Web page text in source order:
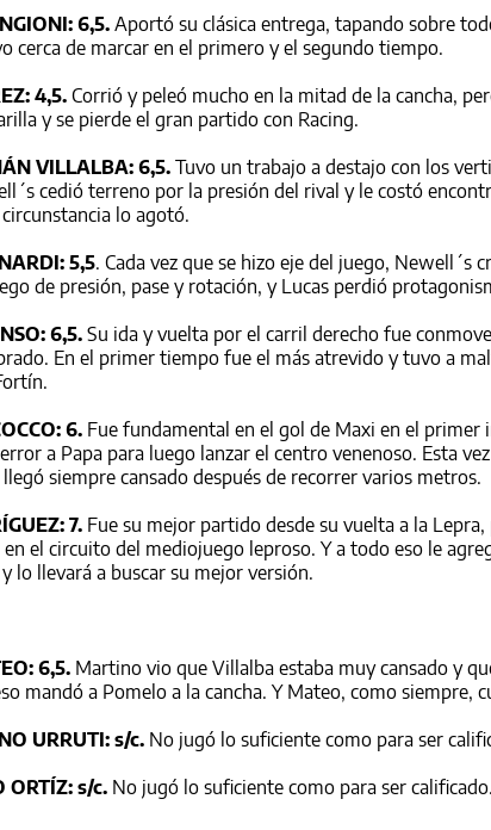
6,5. Aportó su clásica entrega, tapando sobre
cerca de marcar en el primero y el segundo tiempo.
4,5.Corrió y peleó mucho en la mitad de la cancha,
y se pierde el gran partido con Racing.
VILLALBA: 6,5.Tuvo un trabajo a destajo con los
cedió terreno por la presión del rival y le costó
lo agotó.
5,5. Cada vez que se hizo eje del juego, Newell´s
de presión, pase y rotación, y Lucas perdió
6,5. Su ida y vuelta por el carril derecho fue
En el primer tiempo fue el más atrevido y tuvo a
6. Fue fundamental en el gol de Maxi en el
a Papa para luego lanzar el centro venenoso. Esta
siempre cansado después de recorrer varios metros.
7. Fue su mejor partido desde su vuelta a la
el circuito del mediojuego leproso. Y a todo eso le
lo llevará a buscar su mejor versión.
6,5. Martino vio que Villalba estaba muy cansado y
mandó a Pomelo a la cancha. Y Mateo, como siempre,
URRUTI: s/c. No jugó lo suficiente como para ser
ORTÍZ: s/c. No jugó lo suficiente como para ser calificado.